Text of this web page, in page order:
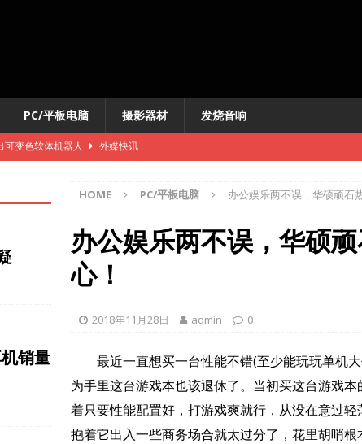
PC/平板电脑 摄影器材 发烧音响
可变色软体机器人
外媒快讯
开进明水古城
国内新闻
将推出数字版护照
智能手机
慧酒店电视机解决方案
国内新闻
联合开发月球核反应堆
Pro缺少夜间人像模式？
智能手机
：笔记本电脑将涨价 国内新闻
HOME PC/平板电脑 办公娱乐两不误，华硕顽石
办公娱乐两不误，华硕
心！
2018年11月28日 admin 0
最近一直想买一台性能不错(至少能玩玩单机大
为手里这台游戏本也该退休了。当初买这台游戏
着只要性能配置好，打游戏爽就行，从没在意过
抱着它出入一些商务场合就太过分了，花里胡哨
销量